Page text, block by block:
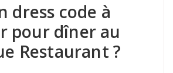
dress code à
pour dîner au
Restaurant ?